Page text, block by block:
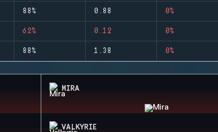
88% 0.88 0%
62% 0.12 0%
88% 1.38 0%
MIRA
VALKYRIE